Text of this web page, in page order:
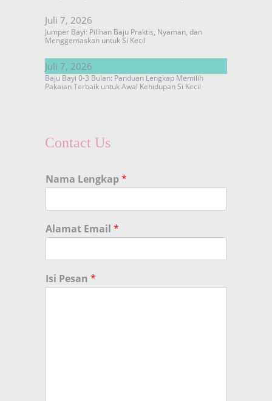
Juli 7, 2026
Jumper Bayi: Pilihan Baju Praktis, Nyaman, dan
Menggemaskan untuk Si Kecil
Juli 7, 2026
Baju Bayi 0-3 Bulan: Panduan Lengkap Memilih
Pakaian Terbaik untuk Awal Kehidupan Si Kecil
Contact Us
Nama Lengkap*
Alamat Email *
Isi Pesan *